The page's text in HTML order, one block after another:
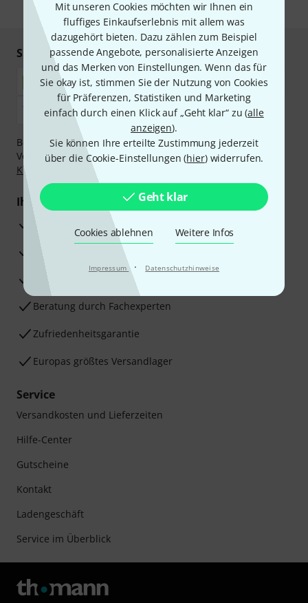
Mit unseren Cookies möchten wir Ihnen ein
fluffiges Einkaufserlebnis mit allem was
dazugehört bieten. Dazu zählen zum Beispiel
passende Angebote, personalisierte Anzeigen
und das Merken von Einstellungen. Wenn das für
Sie okay ist, stimmen Sie der Nutzung von Cookies
für Präferenzen, Statistiken und Marketing
einfach durch einen Klick auf „Geht klar“ zu (alle
anzeigen).
Sie können Ihre erteilte Zustimmung jederzeit
über die Cookie-Einstellungen (hier) widerrufen.
Geht klar
Cookies ablehnen Weitere Infos
Impressum · Datenschutzhinweise
* Pflichtfeld
Sicher einkaufen & bezahlen
Bezahlen Sie vertraulich und sicher per Nachnahme,
Vorkasse, PayPal, Amazon Pay,Klarna Sofort bezahlen
Klarna Ratenzahlung
Ihre Vorteile
3 Jahre Thomann Garantie
30 Tage Money-Back-Garantie
Beratung durch Fachexperten
Zufriedenheitsgarantie
Europas größtes Versandlager
Service
Versandkosten und Lieferzeiten
Hilfe-Center
Gutscheine
Kontakt
Ladengeschäft
Service im Überblick